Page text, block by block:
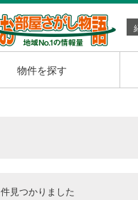
物件を探す
件見つかりました